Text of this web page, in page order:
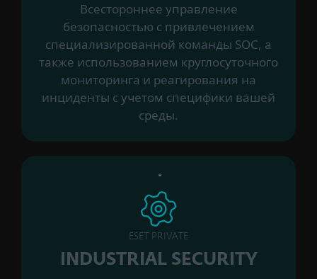
Всестороннее управление
безопасностью с привлечением
специализированной команды SOC, а
также использованием круглосуточного
мониторинга и реагирования на
инциденты с учетом специфики вашей
среды.
ESET PRIVATE
INDUSTRIAL SECURITY